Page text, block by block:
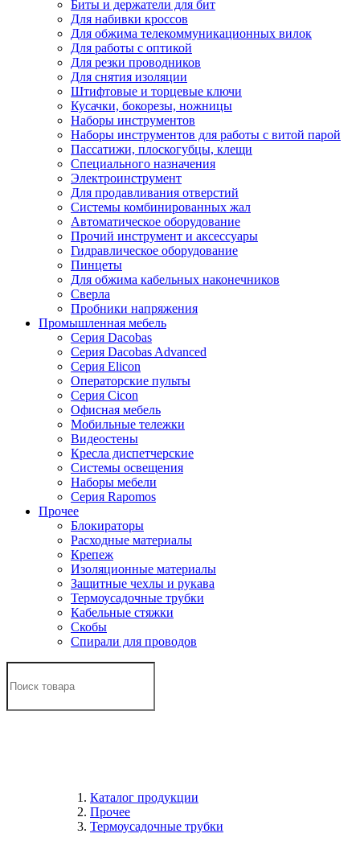
Биты и держатели для бит
Для набивки кроссов
Для обжима телекоммуникационных вилок
Для работы с оптикой
Для резки проводников
Для снятия изоляции
Штифтовые и торцевые ключи
Кусачки, бокорезы, ножницы
Наборы инструментов
Наборы инструментов для работы с витой парой
Пассатижи, плоскогубцы, клещи
Специального назначения
Электроинструмент
Для продавливания отверстий
Системы комбинированных жал
Автоматическое оборудование
Прочий инструмент и аксессуары
Гидравлическое оборудование
Пинцеты
Для обжима кабельных наконечников
Сверла
Пробники напряжения
Промышленная мебель
Серия Dacobas
Серия Dacobas Advanced
Серия Elicon
Операторские пульты
Серия Cicon
Офисная мебель
Мобильные тележки
Видеостены
Кресла диспетчерские
Системы освещения
Наборы мебели
Серия Rapomos
Прочее
Блокираторы
Расходные материалы
Крепеж
Изоляционные материалы
Защитные чехлы и рукава
Термоусадочные трубки
Кабельные стяжки
Скобы
Спирали для проводов
Каталог продукции
Прочее
Термоусадочные трубки